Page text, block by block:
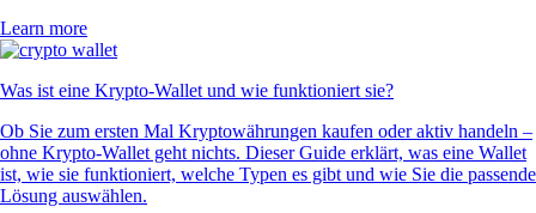
Learn more
Was ist eine Krypto-Wallet und wie funktioniert sie?
Ob Sie zum ersten Mal Kryptowährungen kaufen oder aktiv handeln –
ohne Krypto-Wallet geht nichts. Dieser Guide erklärt, was eine Wallet
ist, wie sie funktioniert, welche Typen es gibt und wie Sie die passende
Lösung auswählen.